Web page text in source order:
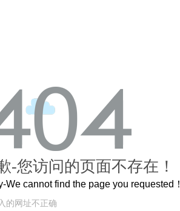
-您访问的页面不存在！
We cannot find the page you requested！
的网址不正确